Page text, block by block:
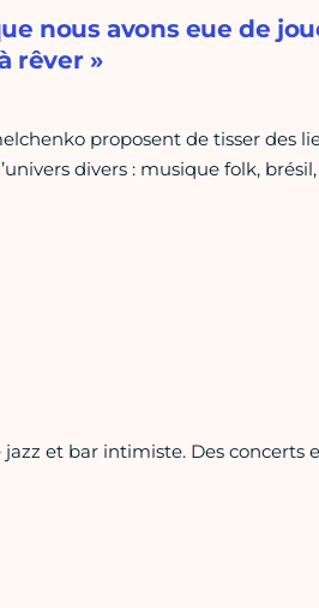
nous avons eue de
rêver »
proposent de tisser des
divers : musique folk,
et bar intimiste. Des concerts